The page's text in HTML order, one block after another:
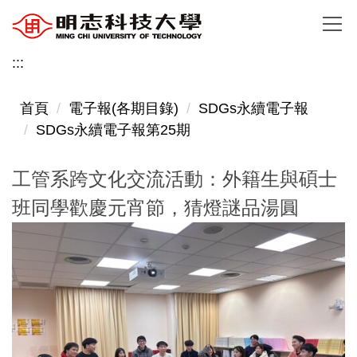
到
主
內
:::
首頁 電子報(各期目錄)
SDGs永續電子報
SDGs永續電子報第25期
工管系跨文化交流活動：外籍生與碩士
班同學歡慶元宵節，猜燈謎品湯圓